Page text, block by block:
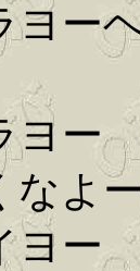
ーヘ
ー
よ
ー